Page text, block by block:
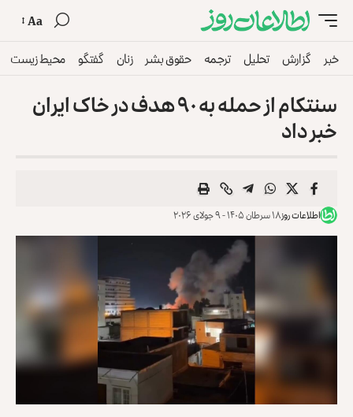
Aa
خبر گزارش تحلیل ترجمه حقوق بشر زنان گفتگو محیط زیست
سنتکام از حمله به ۹۰ هدف در خاک ایران
خبر داد
اطلاعات روز۱۸ سرطان ۱۴۰۵ - ۹ جولای ۲۰۲۶